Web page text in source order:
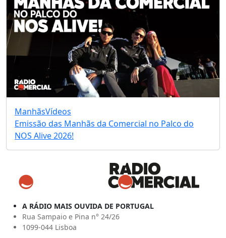
ManhãsVídeos
Emissão das Manhãs da Comercial no Palco do
NOS Alive 2026!
A RÁDIO MAIS OUVIDA DE PORTUGAL
Rua Sampaio e Pina n° 24/26
1099-044 Lisboa